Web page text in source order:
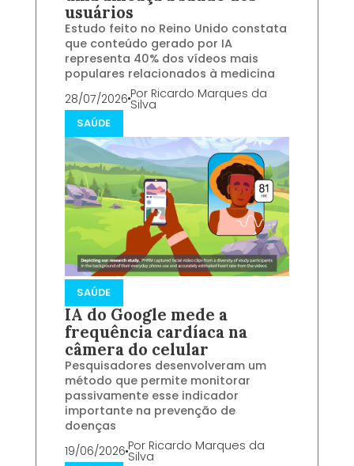
usuários
Estudo feito no Reino Unido constata
que conteúdo gerado por IA
representa 40% dos vídeos mais
populares relacionados à medicina
28/07/2026 Por Ricardo Marques da
Silva
SAÚDE
SAÚDE
IA do Google mede a
frequência cardíaca na
câmera do celular
Pesquisadores desenvolveram um
método que permite monitorar
passivamente esse indicador
importante na prevenção de
doenças
19/06/2026 Por Ricardo Marques da
Silva